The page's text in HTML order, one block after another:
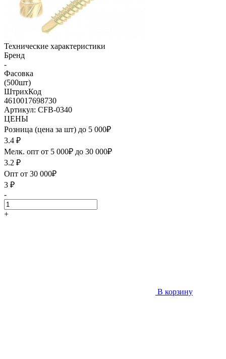
Технические характеристики
Бренд
-
Фасовка
(500шт)
ШтрихКод
4610017698730
Артикул: CFB-0340
ЦЕНЫ
Розница (цена за шт) до 5 000₽
3.4 ₽
Мелк. опт от 5 000₽ до 30 000₽
3.2 ₽
Опт от 30 000₽
3 ₽
-
+
В корзину